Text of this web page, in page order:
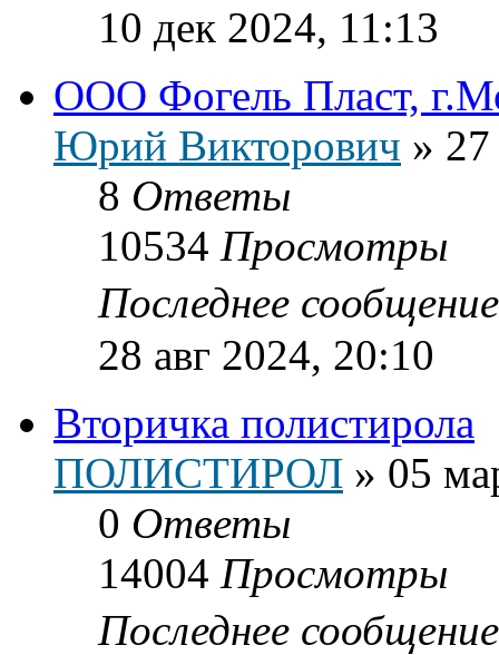
10 дек 2024, 11:13
ООО Фогель Пласт,
Юрий Викторович »
8 Ответы
10534 Просмотры
Последнее
28 авг 2024, 20:10
Вторичка полистирола
ПОЛИСТИРОЛ » 05
0 Ответы
14004 Просмотры
Последнее